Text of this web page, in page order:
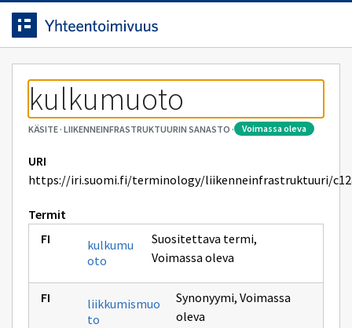
Siirrytty
sivulle
Siirry suoraan sisältöön.
kulkumuoto
KÄSITE· LIIKENNEINFRASTRUKTUURIN SANASTO · voimassa oleva
URI
https://iri.suomi.fi/terminology/liikenneinfrastruktuuri/
Termit
kulkumu
oto
Suositettava termi,
Voimassa oleva
liikkumismuo
to
Synonyymi,Voimassa
oleva